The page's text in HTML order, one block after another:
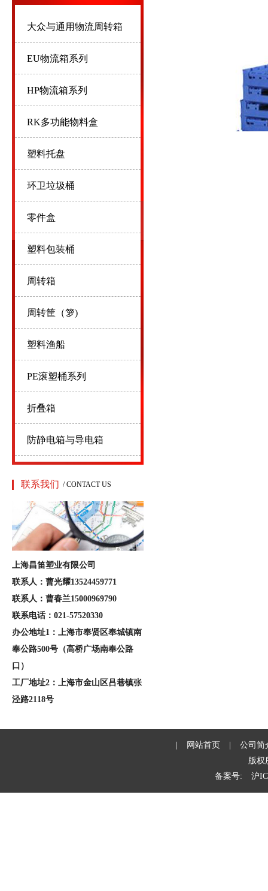
大众与通用物流周转箱
EU物流箱系列
HP物流箱系列
RK多功能物料盒
塑料托盘
环卫垃圾桶
零件盒
塑料包装桶
周转箱
周转筐（箩)
塑料渔船
PE滚塑桶系列
折叠箱
防静电箱与导电箱
联系我们 / CONTACT US
上海昌笛塑业有限公司
联系人：曹光耀13524459771
联系人：曹春兰15000969790
联系电话：021-57520330
办公地址1：上海市奉贤区奉城镇南
奉公路500号（高桥广场南奉公路
口）
工厂地址2：上海市金山区吕巷镇张
泾路2118号
| 网站首页 |
公司简
版
备案号:
沪